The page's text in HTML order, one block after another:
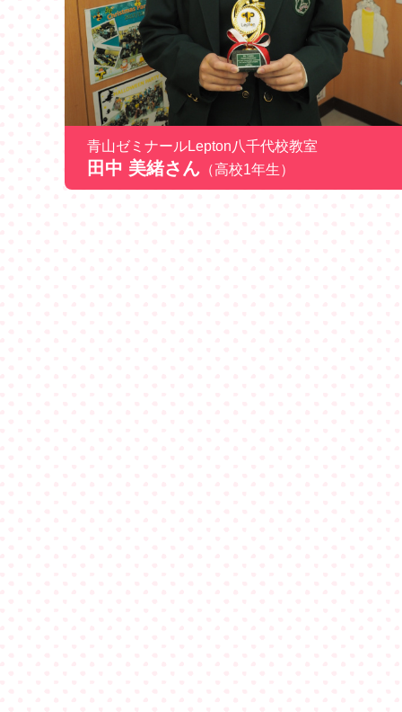
青山ゼミナールLepton八千代校教室
田中 美緒さん （高校1年生）